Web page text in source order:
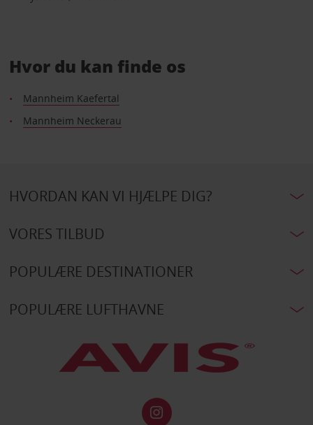
Hvor du kan finde os
Mannheim Kaefertal
Mannheim Neckerau
HVORDAN KAN VI HJÆLPE DIG?
VORES TILBUD
POPULÆRE DESTINATIONER
POPULÆRE LUFTHAVNE